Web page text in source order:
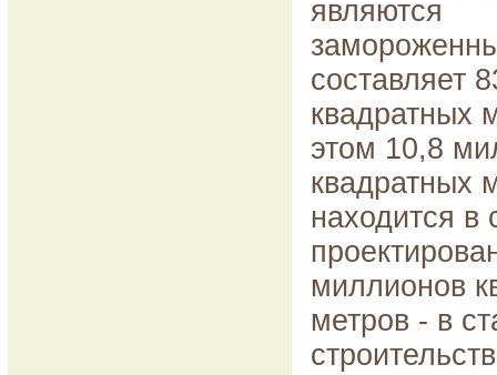
являются
составляет
квадратных
этом 10,8
квадратных
находится в
миллионов
метров - в